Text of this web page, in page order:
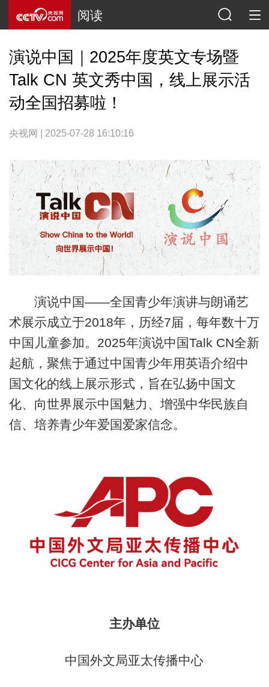
阅读
演说中国｜2025年度英文专场暨
Talk CN 英文秀中国，线上展示活
动全国招募啦！
央视网 | 2025-07-28 16:10:16
演说中国——全国青少年演讲与朗诵艺
术展示成立于2018年，历经7届，每年数十万
中国儿童参加。2025年演说中国Talk CN全新
起航，聚焦于通过中国青少年用英语介绍中
国文化的线上展示形式，旨在弘扬中国文
化、向世界展示中国魅力、增强中华民族自
信、培养青少年爱国爱家信念。
主办单位
中国外文局亚太传播中心